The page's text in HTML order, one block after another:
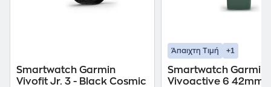
Smartwatch Garmin
Vivofit Jr. 3 - Black Cosmic
Άπαιχτη Τιμή +1
Smartwatch Garmin
Vivoactive 6 42mm -